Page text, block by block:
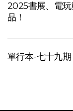
2025書展、電
品！
單行本-七十九期